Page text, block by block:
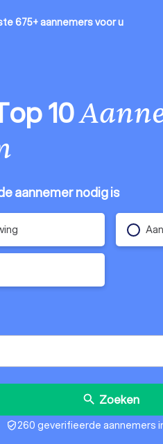
675+ aannemersvoor u
10
aannemer nodig is
search Zoeken
verified_user260 geverifieerde aannemers